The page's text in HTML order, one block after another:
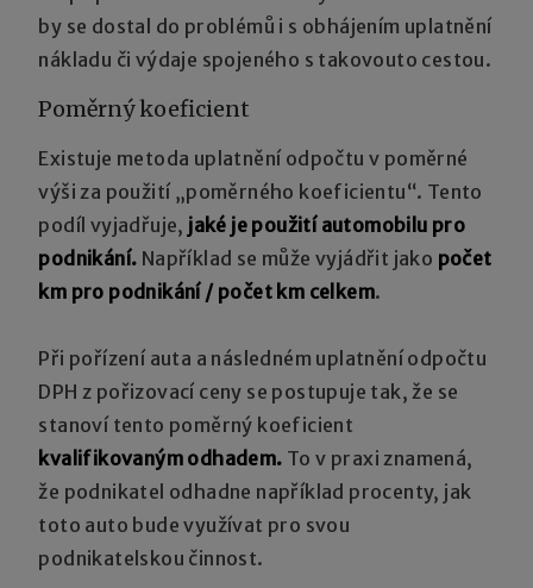
by se dostal do problémů i s obhájením uplatnění
nákladu či výdaje spojeného s takovouto cestou.
Poměrný koeficient
Existuje metoda uplatnění odpočtu v poměrné
výši za použití „poměrného koeficientu“. Tento
podíl vyjadřuje, jaké je použití automobilu pro
podnikání. Například se může vyjádřit jako počet
km pro podnikání / počet km celkem.
Při pořízení auta a následném uplatnění odpočtu
DPH z pořizovací ceny se postupuje tak, že se
stanoví tento poměrný koeficient
kvalifikovaným odhadem. To v praxi znamená,
že podnikatel odhadne například procenty, jak
toto auto bude využívat pro svou
podnikatelskou činnost.